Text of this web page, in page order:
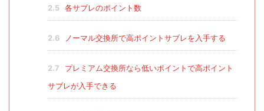
2.5 各サブレのポイント数
2.6 ノーマル交換所で高ポイントサブレを入手する
2.7
プレミアム交換所なら低いポイントで高ポイント
サブレが入手できる